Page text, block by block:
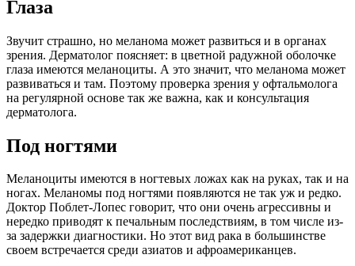
Глаза
Звучит страшно, но меланома может развиться и в органах
зрения. Дерматолог поясняет: в цветной радужной оболочке
глаза имеются меланоциты. А это значит, что меланома может
развиваться и там. Поэтому проверка зрения у офтальмолога
на регулярной основе так же важна, как и консультация
дерматолога.
Под ногтями
Меланоциты имеются в ногтевых ложах как на руках, так и на
ногах. Меланомы под ногтями появляются не так уж и редко.
Доктор Поблет-Лопес говорит, что они очень агрессивны и
нередко приводят к печальным последствиям, в том числе из-
за задержки диагностики. Но этот вид рака в большинстве
своем встречается среди азиатов и афроамериканцев.